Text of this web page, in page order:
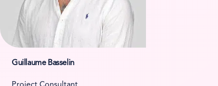
Guillaume Basselin